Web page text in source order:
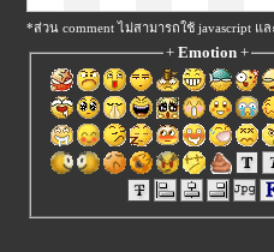
*ส่วน comment ไม่สามารถใช้ javascript แล
+ Emotion+